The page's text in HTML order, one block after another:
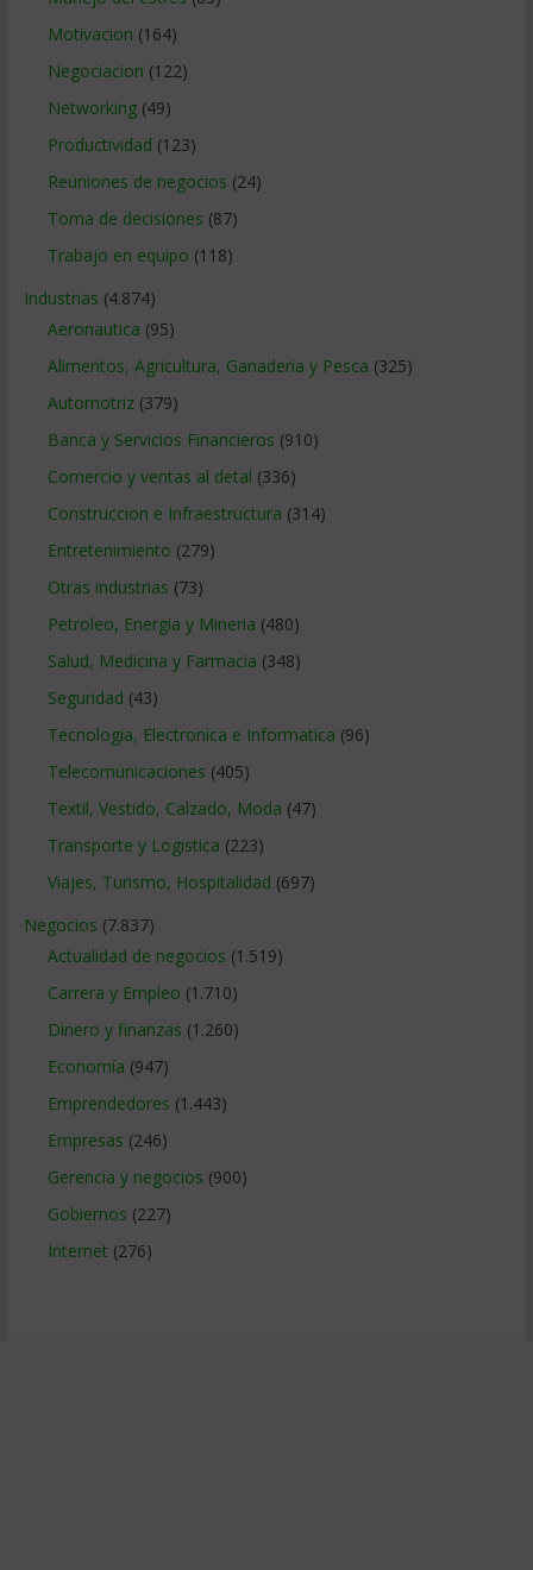
Motivacion (164)
Negociacion (122)
Networking(49)
Productividad (123)
Reuniones de negocios (24)
Toma de decisiones (87)
Trabajo en equipo (118)
Industrias (4.874)
Aeronautica (95)
Alimentos, Agricultura, Ganaderia y Pesca (325)
Automotriz(379)
Banca y Servicios Financieros (910)
Comercio y ventas al detal (336)
Construccion e Infraestructura (314)
Entretenimiento (279)
Otras industrias (73)
Petroleo, Energia y Mineria (480)
Salud, Medicina y Farmacia (348)
Seguridad (43)
Tecnologia, Electronica e Informatica (96)
Telecomunicaciones (405)
Textil, Vestido, Calzado, Moda (47)
Transporte y Logistica (223)
Viajes, Turismo, Hospitalidad (697)
Negocios (7.837)
Actualidad de negocios (1.519)
Carrera y Empleo (1.710)
Dinero y finanzas (1.260)
Economía (947)
Emprendedores (1.443)
Empresas (246)
Gerencia y negocios (900)
Gobiernos (227)
Internet (276)